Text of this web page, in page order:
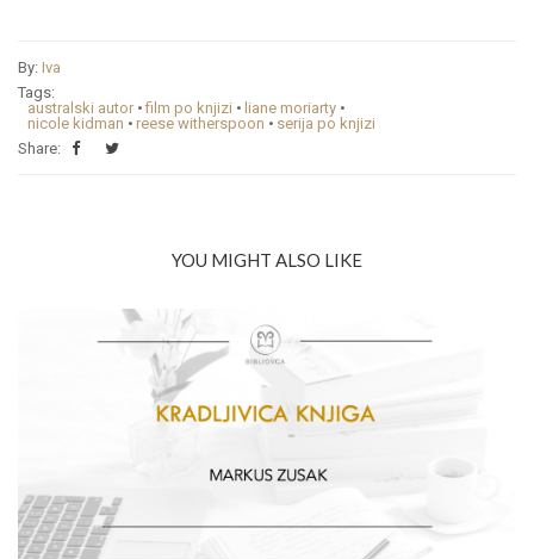
By: Iva
Tags:
australski autor • film po knjizi • liane moriarty •
nicole kidman • reese witherspoon • serija po knjizi
Share:
YOU MIGHT ALSO LIKE